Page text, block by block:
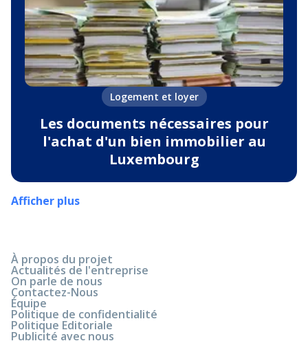
Logement et loyer
Les documents nécessaires pour
l'achat d'un bien immobilier au
Luxembourg
Afficher plus
À propos du projet
Actualités de l'entreprise
On parle de nous
Contactez-Nous
Équipe
Politique de confidentialité
Politique Editoriale
Publicité avec nous